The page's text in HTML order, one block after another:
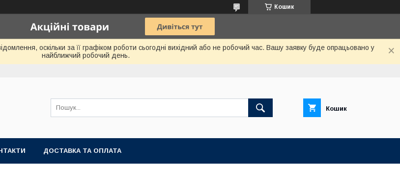
Кошик
оскільки за її графіком роботи сьогодні вихідний або не робочий час. Вашу заявку буде опрацьовано у
найближчий робочий день.
Кошик
ДОСТАВКА ТА ОПЛАТА